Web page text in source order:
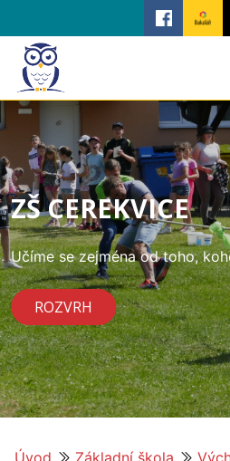
ZŠ CEREKVICE
Učíme se zejména od toho,
ROZVRH
Úvod Základní škola